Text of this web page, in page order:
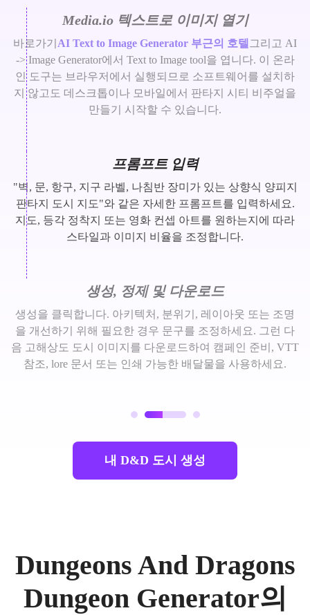
Media.io 텍스트로 이미지 열기
바로가기 AI Text to Image Generator 부근의 호텔 그리고 AI
-> Image Generator에서 Text to Image tool을 엽니다. 이 온라
인 도구는 브라우저에서 실행되므로 소프트웨어를 설치하
지 않고도 데스크톱이나 모바일에서 판타지 시티 비주얼을
만들기 시작할 수 있습니다.
프롬프트 입력
"벽, 문, 항구, 지구 라벨, 나침반 장미가 있는 상향식 양피지
판타지 도시 지도"와 같은 자세한 프롬프트를 입력하세요.
지도, 등각 정착지 또는 영화 컨셉 아트를 원하는지에 따라
스타일과 이미지 비율을 조정합니다.
생성, 정제 및 다운로드
생성을 클릭합니다. 아키텍처, 분위기, 레이아웃 또는 조명
을 개선하기 위해 필요한 경우 문구를 조정하세요. 그런 다
음 고해상도 도시 이미지를 다운로드하여 캠페인 준비, VTT
참조, lore 문서 또는 인쇄 가능한 배달물을 사용하세요.
내 D&D 도시 생성
Dungeons And Dragons
Dungeon Generator의